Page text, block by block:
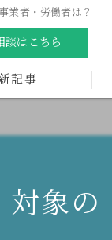
業者・労働者は？
談はこちら
記事
対象の